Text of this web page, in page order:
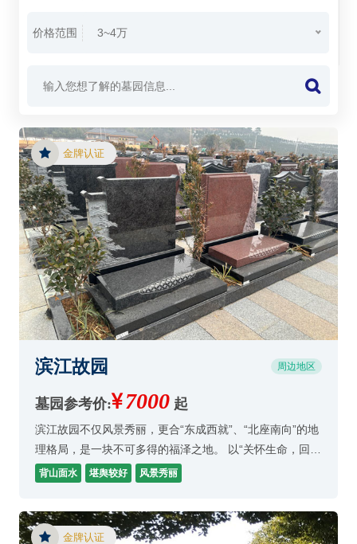
价格范围 3~4万
金牌认证
滨江故园 周边地区
墓园参考价: 7000 起
滨江故园不仅风景秀丽，更合“东成西就”、“北座南向”的地
理格局，是一块不可多得的福泽之地。 以“关怀生命，回归
自然”为建设规划理念，将传统陵园的阴暗、晦涩，用园林
背山面水 堪舆较好 风景秀丽
金牌认证